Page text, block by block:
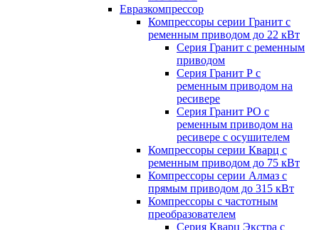
Евразкомпрессор
Компрессоры серии Гранит с
ременным приводом до 22 кВт
Серия Гранит с ременным
приводом
Серия Гранит Р с
ременным приводом на
ресивере
Серия Гранит РО с
ременным приводом на
ресивере с осушителем
Компрессоры серии Кварц с
ременным приводом до 75 кВт
Компрессоры серии Алмаз с
прямым приводом до 315 кВт
Компрессоры с частотным
преобразователем
Серия Кварц Экстра с